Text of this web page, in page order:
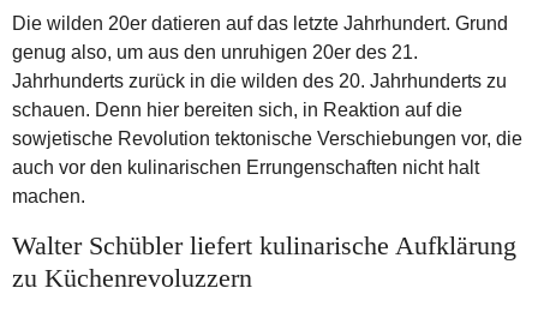
Die wilden 20er datieren auf das letzte Jahrhundert. Grund
genug also, um aus den unruhigen 20er des 21.
Jahrhunderts zurück in die wilden des 20. Jahrhunderts zu
schauen. Denn hier bereiten sich, in Reaktion auf die
sowjetische Revolution tektonische Verschiebungen vor, die
auch vor den kulinarischen Errungenschaften nicht halt
machen.
Walter Schübler liefert kulinarische Aufklärung
zu Küchenrevoluzzern